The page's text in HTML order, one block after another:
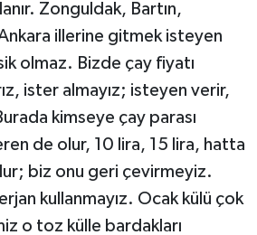
Zonguldak, Bartın,
illerine gitmek isteyen
olmaz. Bizde çay fiyatı
ister almayız; isteyen verir,
kimseye çay parası
de olur, 10 lira, 15 lira, hatta
biz onu geri çevirmeyiz.
kullanmayız. Ocak külü çok
o toz külle bardakları